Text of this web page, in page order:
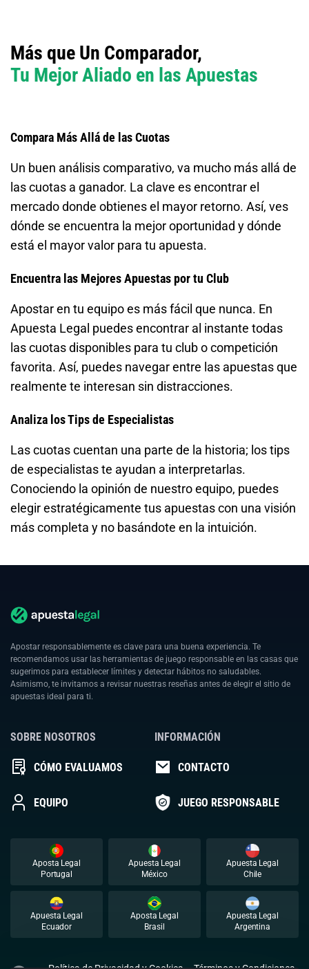
Más que Un Comparador,
Tu Mejor Aliado en las Apuestas
Compara Más Allá de las Cuotas
Un buen análisis comparativo, va mucho más allá de
las cuotas a ganador. La clave es encontrar el
mercado donde obtienes el mayor retorno. Así, ves
dónde se encuentra la mejor oportunidad y dónde
está el mayor valor para tu apuesta.
Encuentra las Mejores Apuestas por tu Club
Apostar en tu equipo es más fácil que nunca. En
Apuesta Legal puedes encontrar al instante todas
las cuotas disponibles para tu club o competición
favorita. Así, puedes navegar entre las apuestas que
realmente te interesan sin distracciones.
Analiza los Tips de Especialistas
Las cuotas cuentan una parte de la historia; los tips
de especialistas te ayudan a interpretarlas.
Conociendo la opinión de nuestro equipo, puedes
elegir estratégicamente tus apuestas con una visión
más completa y no basándote en la intuición.
Apostar responsablemente es clave para una buena experiencia. Te
recomendamos usar las herramientas de juego responsable en las casas que
sugerimos para establecer límites y detectar hábitos no saludables.
Asimismo, te invitamos a revisar nuestras reseñas antes de elegir el sitio de
apuestas ideal para ti.
SOBRE NOSOTROS
CÓMO EVALUAMOS
EQUIPO
INFORMACIÓN
CONTACTO
JUEGO RESPONSABLE
Aposta Legal
Portugal
Apuesta Legal
México
Apuesta Legal
Chile
Apuesta Legal
Ecuador
Aposta Legal
Brasil
Apuesta Legal
Argentina